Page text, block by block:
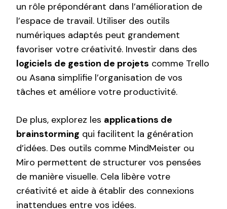
un rôle prépondérant dans l’amélioration de
l’espace de travail. Utiliser des outils
numériques adaptés peut grandement
favoriser votre créativité. Investir dans des
logiciels de gestion de projets comme Trello
ou Asana simplifie l’organisation de vos
tâches et améliore votre productivité.
De plus, explorez les applications de
brainstorming qui facilitent la génération
d’idées. Des outils comme MindMeister ou
Miro permettent de structurer vos pensées
de manière visuelle. Cela libère votre
créativité et aide à établir des connexions
inattendues entre vos idées.